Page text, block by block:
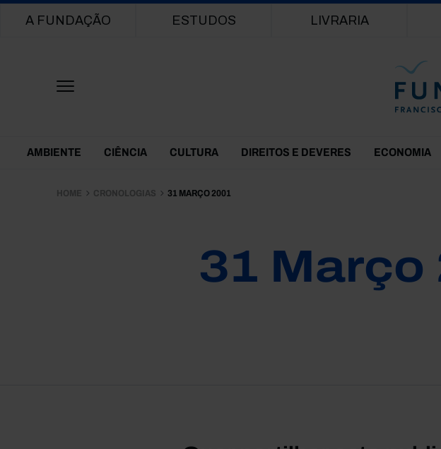
Main navigation
A FUNDAÇÃO ESTUDOS LIVRARIA
Themes Menu
AMBIENTE CIÊNCIA CULTURA DIREITOS E DEVERES ECONOMIA
HOME CRONOLOGIAS 31 MARÇO 2001
31 Março